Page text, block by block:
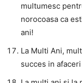
multumesc
norocoasa ca
ani!
La Multi Ani,
succes in